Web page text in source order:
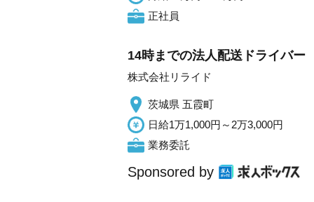
正社員
14時までの法人配送ドライバー
株式会社リライド
茨城県 五霞町
日給1万1,000円～2万3,000円
業務委託
Sponsored by